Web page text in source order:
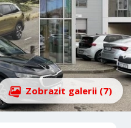
Zobrazit galerii (7)